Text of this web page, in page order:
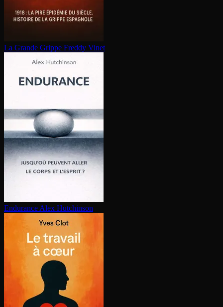
La Grande Grippe Freddy Vinet
Endurance Alex Hutchinson